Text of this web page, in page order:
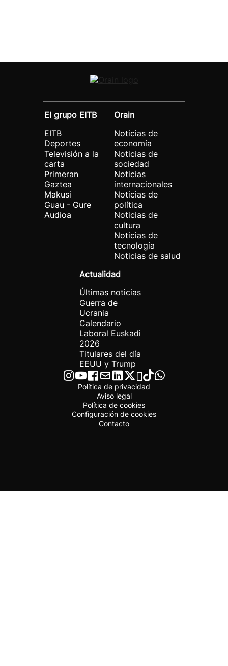
El grupo EITB
EITB
Deportes
Televisión a la
carta
Primeran
Gaztea
Makusi
Guau - Gure
Audioa
Orain
Noticias de
economía
Noticias de
sociedad
Noticias
internacionales
Noticias de
política
Noticias de
cultura
Noticias de
tecnología
Noticias de salud
Actualidad
Últimas noticias
Guerra de
Ucrania
Calendario
Laboral Euskadi
2026
Titulares del día
EEUU y Trump
Política de privacidad
Aviso legal
Política de cookies
Configuración de cookies
Contacto